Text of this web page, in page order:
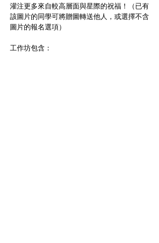
灌注更多來自較高層面與星際的祝福！（已有
該圖片的同學可將贈圖轉送他人，或選擇不含
圖片的報名選項）
工作坊包含：